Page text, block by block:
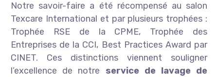
Notre savoir-faire a été récompensé au salon
Texcare International et par plusieurs trophées :
Trophée RSE de la CPME, Trophée des
Entreprises de la CCI, Best Practices Award par
CINET. Ces distinctions viennent souligner
l’excellence de notre service de lavage de